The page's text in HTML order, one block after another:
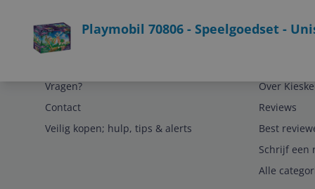
Playmobil 70806 - Speelgoedset -
Vragen?
Contact
Veilig kopen; hulp, tips & alerts
Over
Reviews
Best
Schrijf een
Alle